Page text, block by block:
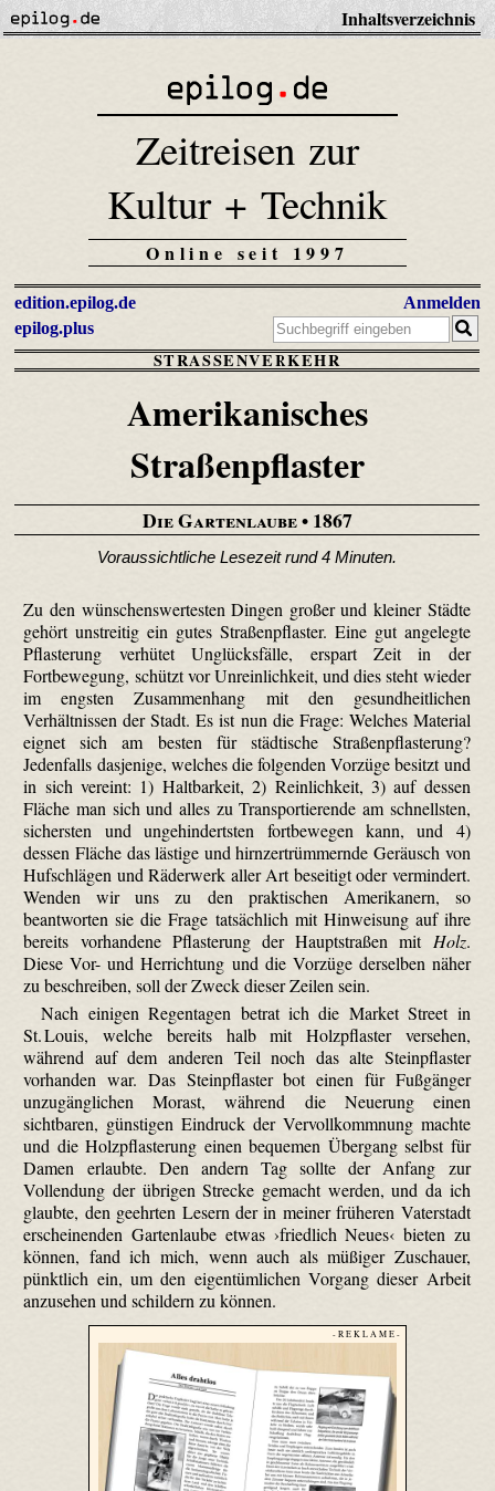
Inhaltsverzeichnis
Zeitreisen zur
Kultur + Technik
Online seit 1997
edition.epilog.de
epilog.plus
Anmelden
STRASSENVERKEHR
Amerikanisches
Straßenpflaster
Die Gartenlaube• 1867
Voraussichtliche Lesezeit rund 4 Minuten.
Zu den wünschenswertesten Dingen großer und kleiner Städte
gehört unstreitig ein gutes Straßenpflaster. Eine gut angelegte
Pflasterung verhütet Unglücksfälle, erspart Zeit in der
Fortbewegung, schützt vor Unrein­lichkeit, und dies steht wieder
im engsten Zusammenhang mit den gesundheitlichen
Verhältnissen der Stadt. Es ist nun die Frage: Welches Material
eignet sich am besten für städtische Straßenpflasterung?
Jedenfalls dasjenige, welches die folgenden Vorzüge besitzt und
in sich vereint: 1) Haltbarkeit, 2) Reinlichkeit, 3) auf dessen
Fläche man sich und alles zu Transportierende am schnellsten,
sichersten und ungehin­dertsten fortbewegen kann, und 4)
dessen Fläche das lästige und hirn­zertrüm­mernde Geräusch von
Hufschlägen und Räderwerk aller Art beseitigt oder vermindert.
Wenden wir uns zu den praktischen Amerikanern, so
beantworten sie die Frage tatsächlich mit Hin­weisung auf ihre
bereits vorhandene Pflasterung der Hauptstraßen mit Holz.
Diese Vor- und Herrichtung und die Vorzüge derselben näher
zu beschreiben, soll der Zweck dieser Zeilen sein.
Nach einigen Regentagen betrat ich die Market Street in
St. Louis, welche bereits halb mit Holzpflaster versehen,
während auf dem anderen Teil noch das alte Steinpflaster
vorhanden war. Das Steinpflaster bot einen für Fußgänger
unzugänglichen Morast, während die Neuerung einen
sichtbaren, günstigen Eindruck der Vervollkommnung machte
und die Holzpflasterung einen bequemen Übergang selbst für
Damen erlaubte. Den andern Tag sollte der Anfang zur
Vollendung der übrigen Strecke gemacht werden, und da ich
glaubte, den geehrten Lesern der in meiner früheren Vaterstadt
erscheinenden Gartenlaube etwas ›friedlich Neues‹ bieten zu
können, fand ich mich, wenn auch als müßiger Zuschauer,
pünktlich ein, um den eigentümlichen Vorgang dieser Arbeit
anzusehen und schildern zu können.
- R E K L A M E -